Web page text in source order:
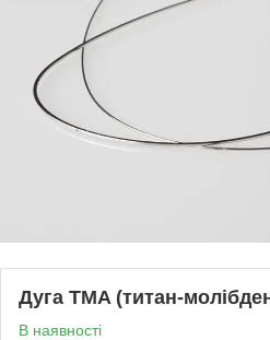
Дуга TMA (титан-
В наявності